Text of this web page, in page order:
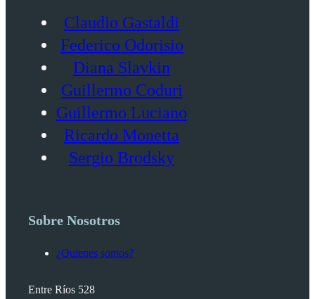
Claudio Gastaldi
Federico Odorisio
Diana Slavkin
Guillermo Coduri
Guillermo Luciano
Ricardo Monetta
Sergio Brodsky
Sobre Nosotros
¿Quienes somos?
Entre Ríos 528